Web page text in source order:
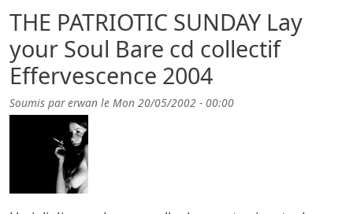
THE PATRIOTIC SUNDAY Lay
your Soul Bare cd collectif
Effervescence 2004
Soumis parerwan le Mon 20/05/2002 - 00:00